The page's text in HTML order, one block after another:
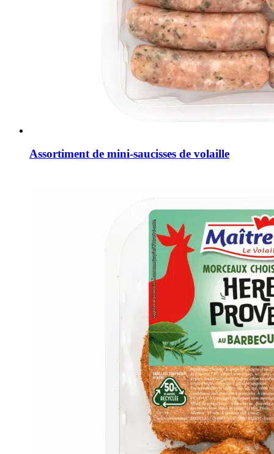
Assortiment de mini-saucisses de volaille